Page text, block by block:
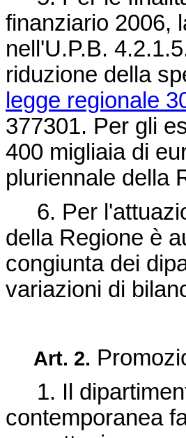
finanziario 2006,
nell'U.P.B.
riduzione della
legge regionale
377301. Per gli
400 migliaia di
pluriennale della
6. Per
della Regione è
congiunta dei
variazioni di
Art. 2.
1. Il
contemporanea